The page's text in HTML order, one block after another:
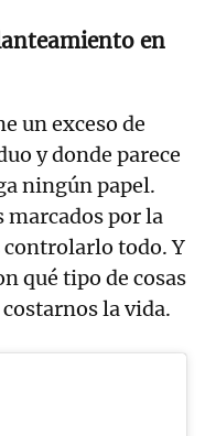
en
un exceso de
y donde parece
ningún papel.
marcados por la
todo. Y
qué tipo de cosas
la vida.